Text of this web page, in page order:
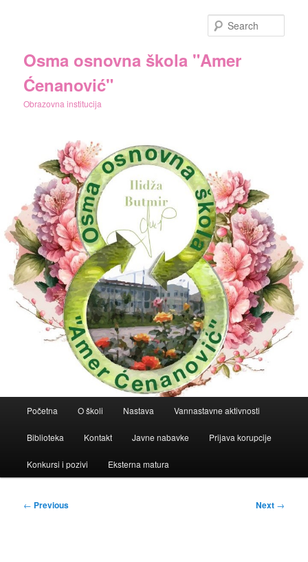
Osma osnovna škola "Amer
Ćenanović"
Obrazovna institucija
Početna O školi Nastava Vannastavne aktivnosti
Biblioteka Kontakt Javne nabavke Prijava korupcije
Konkursi i pozivi Eksterna matura
Post
← Previous Next →